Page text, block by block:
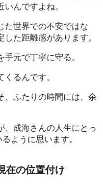
いんですよね。
た世界での不安ではな
した距離感があります。
元で丁寧に守る。
るんです。
、ふたりの時間には、余
、成海さんの人生にとっ
ように思います。
在の位置付け